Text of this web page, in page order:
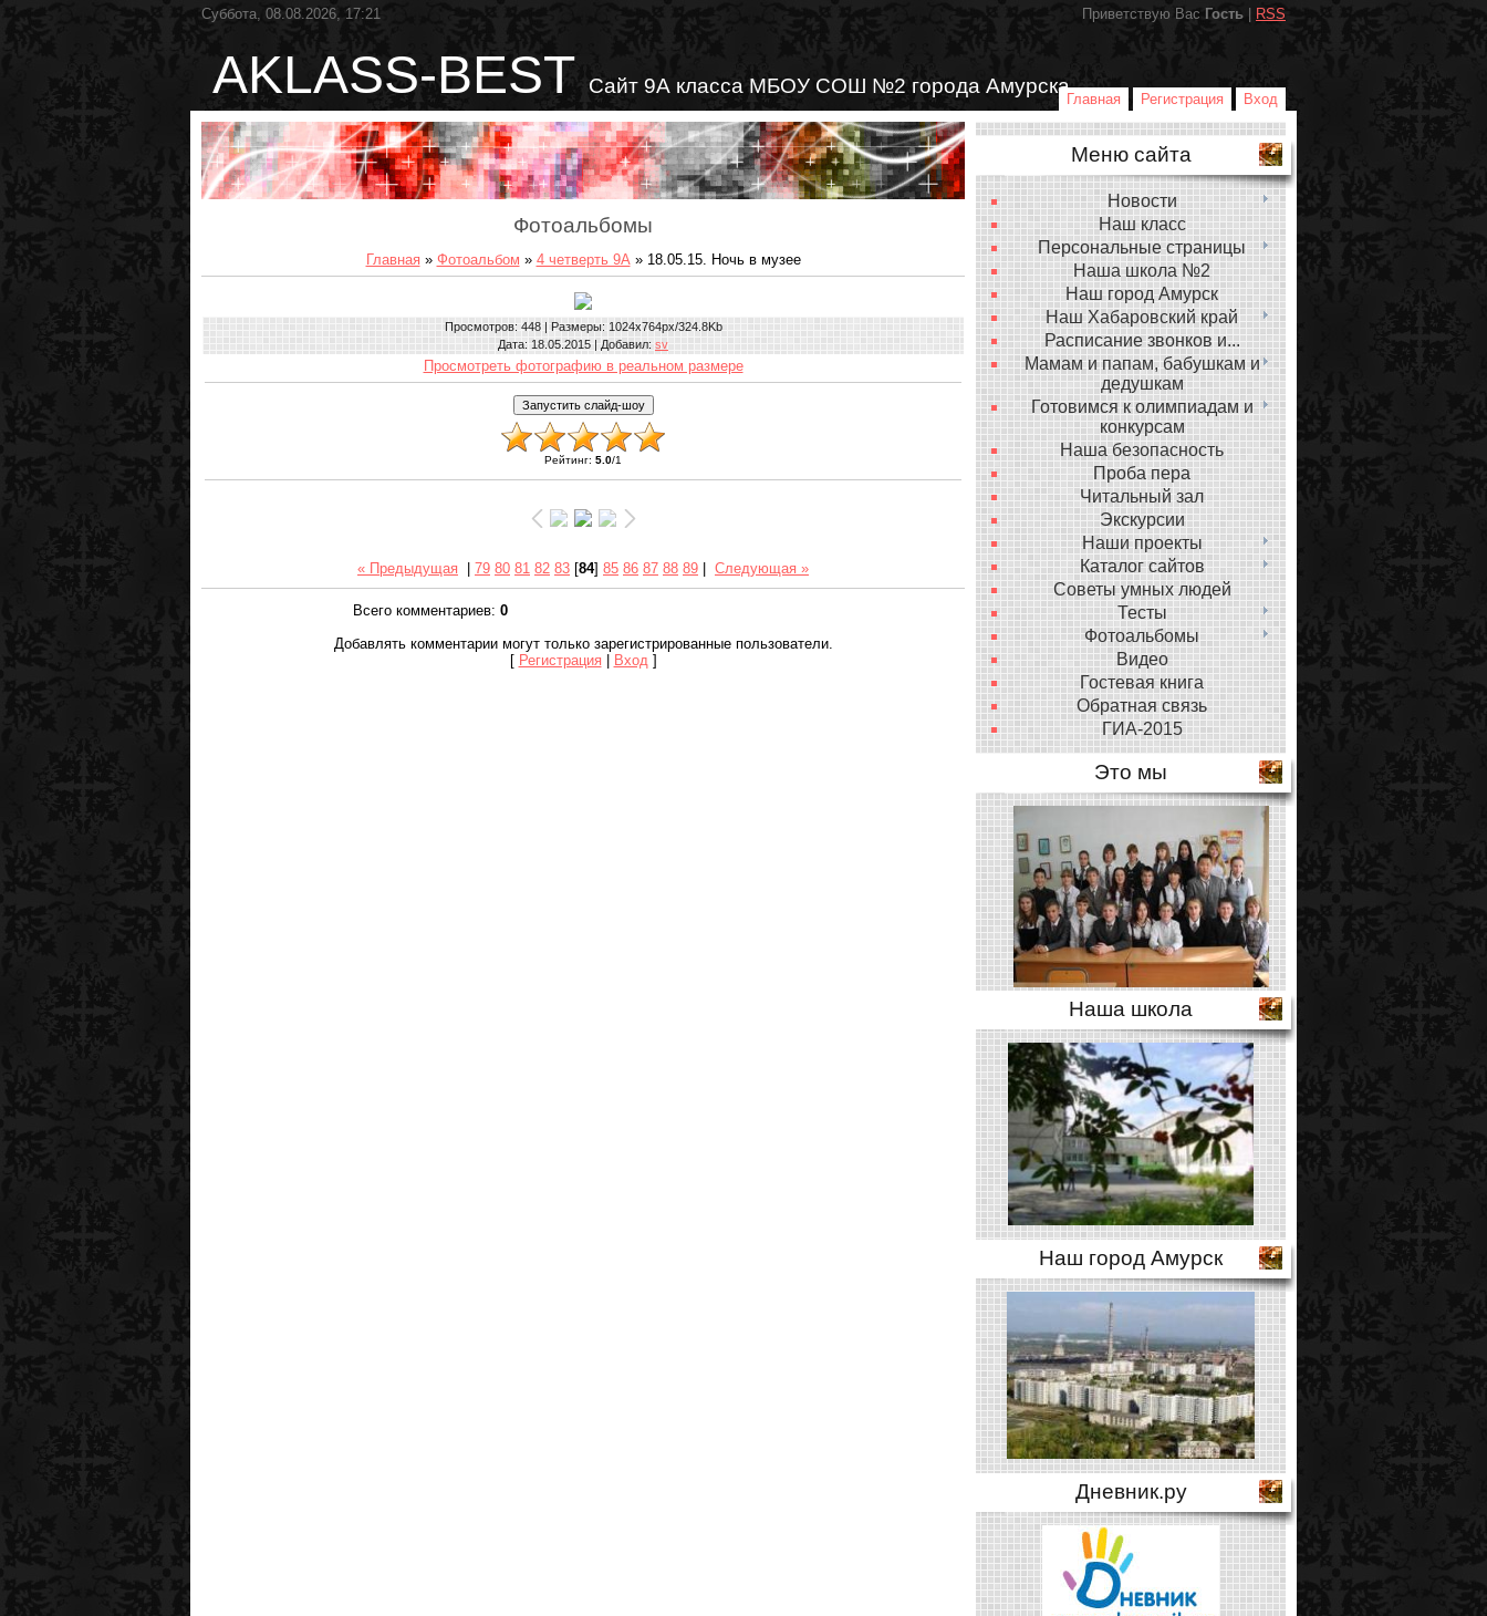
Суббота, 08.08.2026, 17:21 Приветствую Вас Гость RSS
AKLASS-BEST Сайт 9А класса МБОУ СОШ №2 города Амурска
Главная Регистрация Вход
Фотоальбомы
Главная » Фотоальбом » 4 четверть 9А» 18.05.15. Ночь в музее
Просмотров: 448 | Размеры: 1024x764px/324.8Kb
Дата: 18.05.2015 | Добавил: sv
Просмотреть фотографию в реальном размере
Рейтинг: 5.0/1
« Предыдущая 79 80 81 82 83 [84] 85 86 87 88 89 Следующая »
Всего комментариев: 0
Добавлять комментарии могут только зарегистрированные пользователи.
[ Регистрация | Вход ]
Меню сайта
Новости
Наш класс
Персональные страницы
Наша школа №2
Наш город Амурск
Наш Хабаровский край
Расписание звонков и...
Мамам и папам, бабушкам и
дедушкам
Готовимся к олимпиадам и
конкурсам
Наша безопасность
Проба пера
Читальный зал
Экскурсии
Наши проекты
Каталог сайтов
Советы умных людей
Тесты
Фотоальбомы
Видео
Гостевая книга
Обратная связь
ГИА-2015
Это мы
Наша школа
Наш город Амурск
Дневник.ру